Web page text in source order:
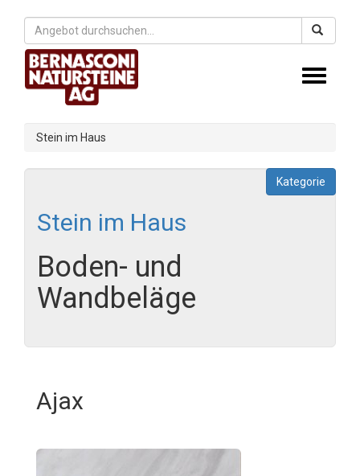
Toggle
Stein im Haus
Kategorie
Stein im Haus
Boden- und
Wandbeläge
Ajax